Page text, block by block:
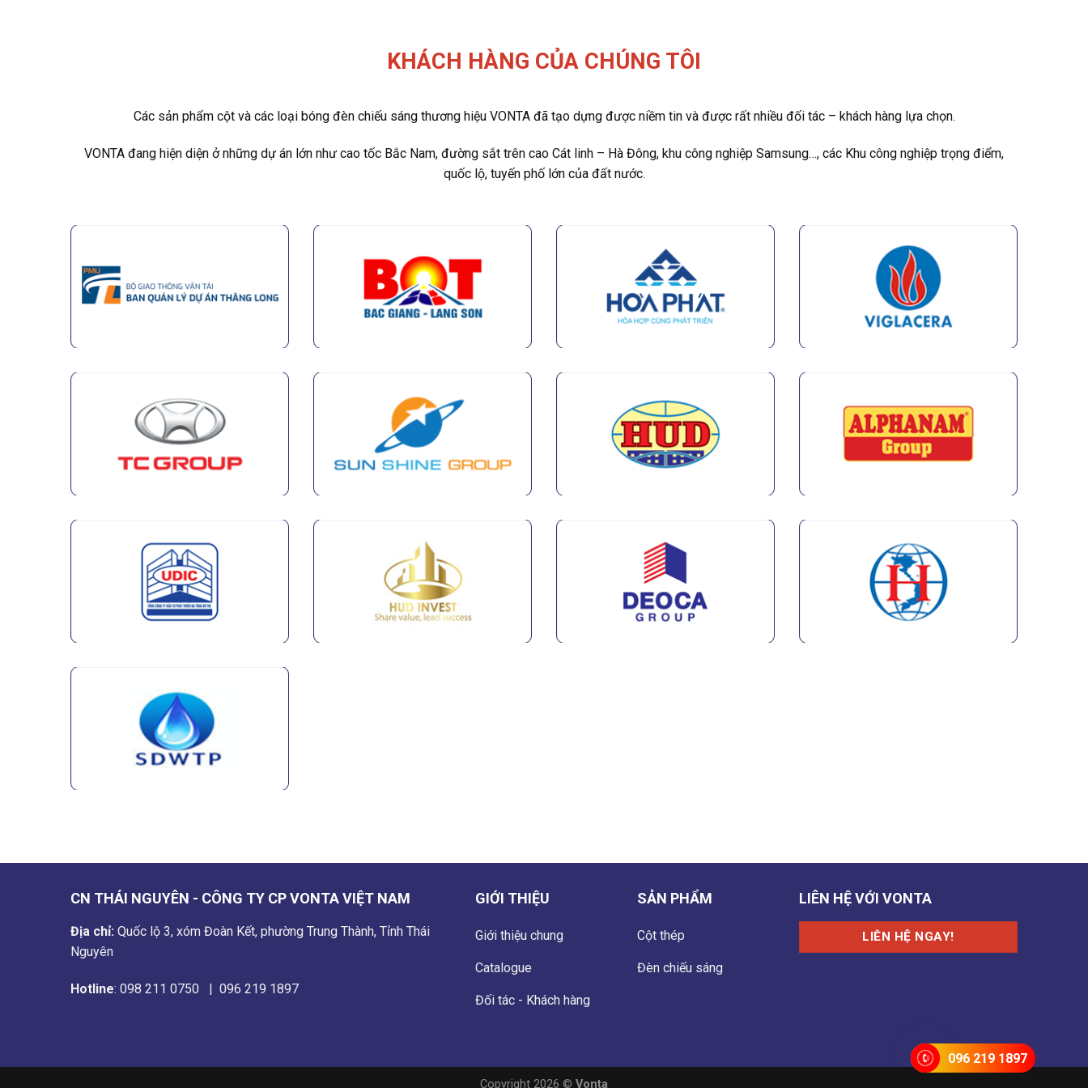
KHÁCH HÀNG CỦA CHÚNG TÔI
Các sản phẩm cột và các loại bóng đèn chiếu sáng thương hiệu VONTA đã tạo dựng được niềm tin và được rất nhiều đối tác – khách hàng lựa chọn.
VONTA đang hiện diện ở những dự án lớn như cao tốc Bắc Nam, đường sắt trên cao Cát linh – Hà Đông, khu công nghiệp Samsung…, các Khu công nghiệp trọng điểm,
quốc lộ, tuyến phố lớn của đất nước.
CN THÁI NGUYÊN - CÔNG TY CP VONTA VIỆT NAM
Địa chỉ: Quốc lộ 3, xóm Đoàn Kết, phường Trung Thành, Tỉnh Thái
Nguyên
Hotline: 098 211 0750 | 096 219 1897
GIỚI THIỆU
Giới thiệu chung
Catalogue
Đối tác - Khách hàng
SẢN PHẨM
Cột thép
Đèn chiếu sáng
LIÊN HỆ VỚI VONTA
LIÊN HỆ NGAY!
Copyright 2026 © Vonta
096 219 1897